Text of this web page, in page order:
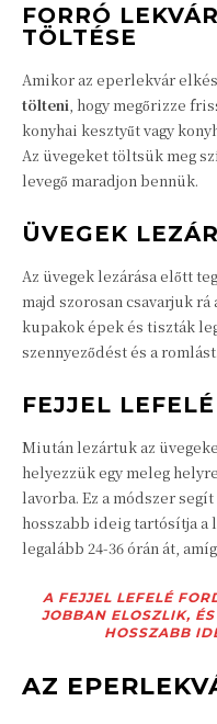
FORRÓ
TÖLTÉSE
Amikor az eperlekvár
tölteni, hogy megőrizze
konyhai kesztyűt vagy
Az üvegeket töltsük meg
levegő maradjon bennük.
ÜVEGEK
Az üvegek lezárása előtt
majd szorosan csavarjuk rá
kupakok épek és tiszták
szennyeződést és a romlást.
FEJJEL
Miután lezártuk az
helyezzük egy meleg
lavorba. Ez a módszer
hosszabb ideig tartósítja a
legalább 24-36 órán át,
A FEJJEL LEFELÉ
JOBBAN ELOSZLIK,
HOSSZABB
AZ